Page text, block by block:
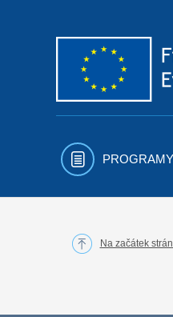
PROGRAMY
Na začátek